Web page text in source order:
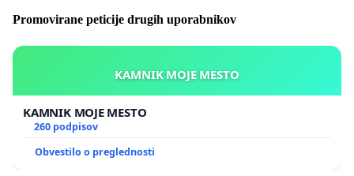
Promovirane peticije drugih uporabnikov
KAMNIK MOJE MESTO
KAMNIK MOJE MESTO
260 podpisov
Obvestilo o preglednosti